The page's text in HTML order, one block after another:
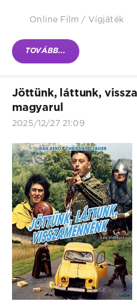
Online Film / Vígjáték
TOVÁBB...
Jöttünk, láttunk,
magyarul
2025/12/27 21:09